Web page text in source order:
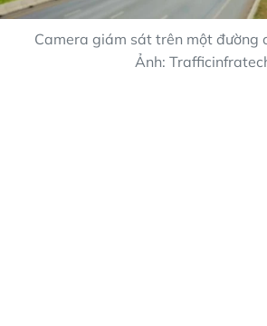
Camera giám sát trên một đường
Ảnh: